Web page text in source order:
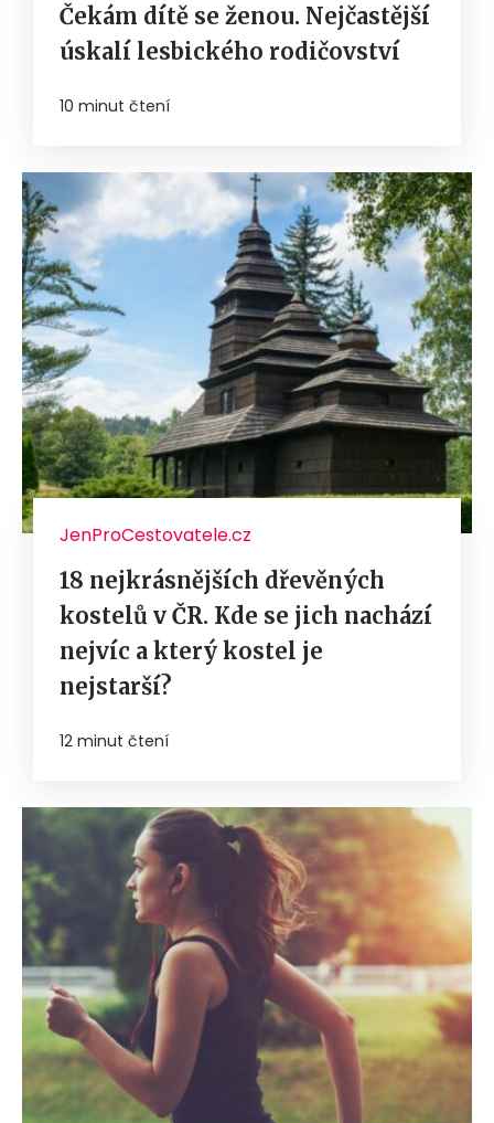
Čekám dítě se ženou. Nejčastější
úskalí lesbického rodičovství
10 minut čtení
JenProCestovatele.cz
18 nejkrásnějších dřevěných
kostelů v ČR. Kde se jich nachází
nejvíc a který kostel je
nejstarší?
12 minut čtení